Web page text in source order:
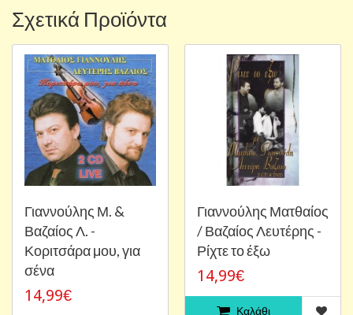
Σχετικά Προϊόντα
Γιαννούλης Μ. &
Βαζαίος Λ. -
Κοριτσάρα μου, για
σένα
14,99€
Γιαννούλης Ματθαίος
/ Βαζαίος Λευτέρης -
Ρίχτε το έξω
14,99€
Καλάθι